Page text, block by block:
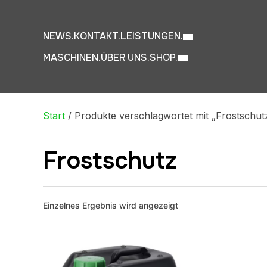
NEWS.KONTAKT.LEISTUNGEN.
MASCHINEN.ÜBER UNS.SHOP.
Start / Produkte verschlagwortet mit
Frostschutz
Einzelnes Ergebnis wird angezeigt